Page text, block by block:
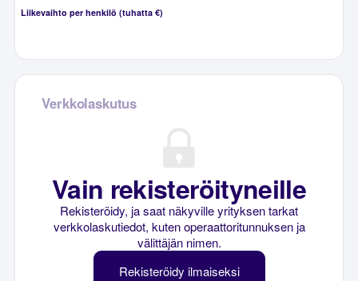
Liikevaihto per henkilö (tuhatta €)
Verkkolaskutus
Vain rekisteröityneille
Rekisteröidy, ja saat näkyville yrityksen tarkat
verkkolaskutiedot, kuten operaattoritunnuksen ja
välittäjän nimen.
Rekisteröidy ilmaiseksi